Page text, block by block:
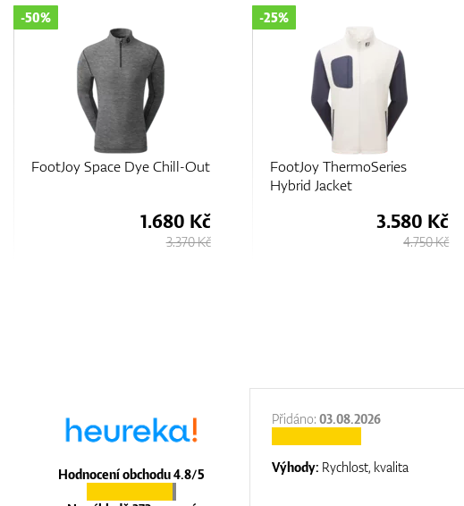
FootJoy ThermoSeries
-25%
3.580 Kč
4.750 Kč
FootJoy Rib Trim Chill-Out
-50%
1.800 Kč
3.620 Kč
Hodnocení obchodu 4.8/5
Přidáno:03.08.2026
Výhody: Rychlost, kvalita